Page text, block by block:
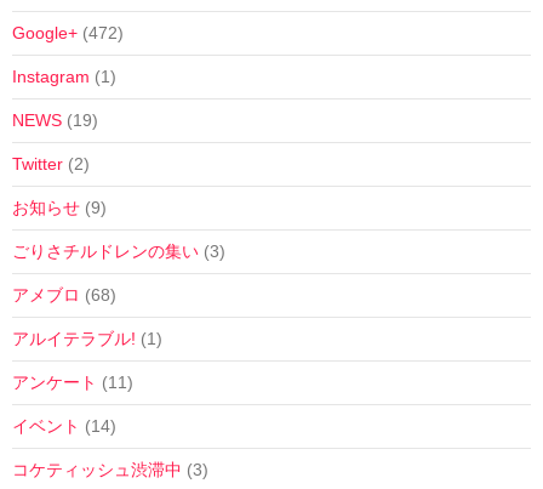
Google+ (472)
Instagram (1)
NEWS (19)
Twitter (2)
お知らせ (9)
ごりさチルドレンの集い (3)
アメブロ (68)
アルイテラブル! (1)
アンケート (11)
イベント (14)
コケティッシュ渋滞中 (3)